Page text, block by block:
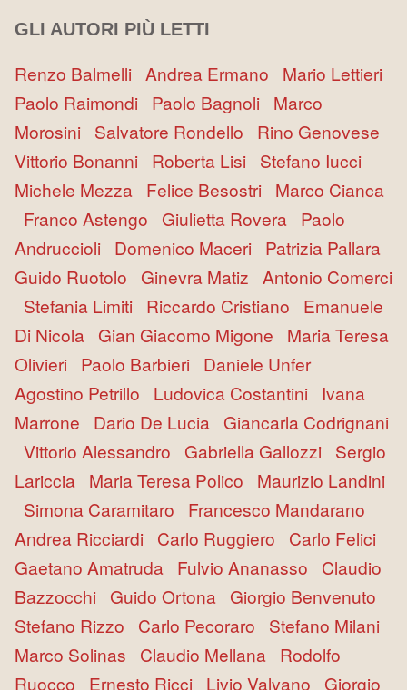
GLI AUTORI PIÙ LETTI
Renzo Balmelli Andrea Ermano
Mario Lettieri
Paolo Raimondi Paolo Bagnoli Marco
Morosini Salvatore Rondello
Rino Genovese
Vittorio Bonanni Roberta Lisi Stefano Iucci
Michele Mezza Felice Besostri Marco Cianca
Franco Astengo
Giulietta Rovera Paolo
Andruccioli Domenico Maceri Patrizia Pallara
Guido Ruotolo
Ginevra Matiz Antonio Comerci
Stefania Limiti Riccardo Cristiano
Emanuele
Di Nicola Gian Giacomo Migone
Maria Teresa
Olivieri Paolo Barbieri Daniele Unfer
Agostino Petrillo
Ludovica Costantini
Ivana
Marrone
Dario De Lucia Giancarla Codrignani
Vittorio Alessandro
Gabriella Gallozzi Sergio
Lariccia Maria Teresa Polico
Maurizio Landini
Simona Caramitaro
Francesco Mandarano
Andrea Ricciardi Carlo Ruggiero
Carlo Felici
Gaetano Amatruda Fulvio Ananasso
Claudio
Bazzocchi Guido Ortona Giorgio Benvenuto
Stefano Rizzo
Carlo Pecoraro
Stefano Milani
Marco Solinas
Claudio Mellana Rodolfo
Ruocco
Ernesto Ricci Livio Valvano Giorgio